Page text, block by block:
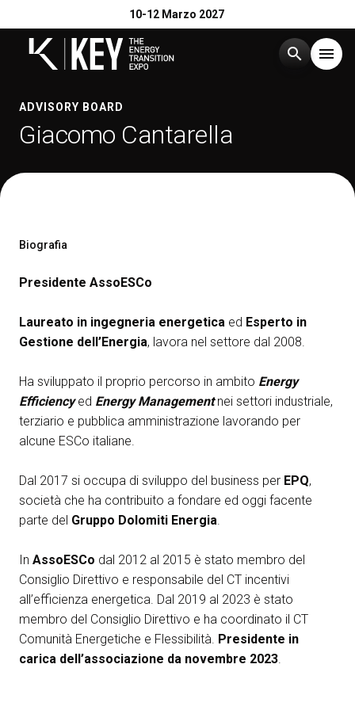
10-12 Marzo 2027
search menu
Menù
Eventi
Esporre
Prenota il tuo spazio
ADVISORY BOARD
Giacomo Cantarella
Biografia
Presidente AssoESCo
Laureato in ingegneria energetica ed Esperto in
Gestione dell’Energia, lavora nel settore dal 2008.
Ha sviluppato il proprio percorso in ambito Energy
Efficiencyed Energy Managementnei settori industriale,
terziario e pubblica amministrazione lavorando per
alcune ESCo italiane.
Dal 2017 si occupa di sviluppo del business per EPQ,
società che ha contribuito a fondare ed oggi facente
parte del Gruppo Dolomiti Energia.
In AssoESCo dal 2012 al 2015 è stato membro del
Consiglio Direttivo e responsabile del CT incentivi
all’efficienza energetica. Dal 2019 al 2023 è stato
membro del Consiglio Direttivo e ha coordinato il CT
Comunità Energetiche e Flessibilità. Presidente in
carica dell’associazione da novembre 2023.